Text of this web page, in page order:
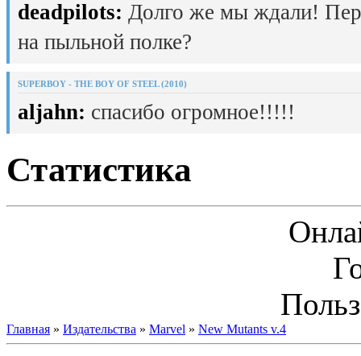
deadpilots: Долго же мы ждали!
на пыльной полке?
SUPERBOY - THE BOY OF STEEL (2010)
aljahn: спасибо огромное!!!!!
Статистика
Главная » Издательства » Marvel » New Mutants v.4